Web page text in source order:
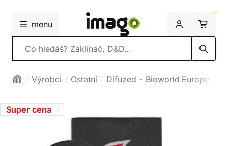
menu
Vyhledávání
Výrobci Ostatní Difuzed - Bioworld Europe
Super cena